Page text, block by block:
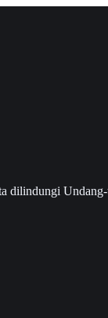
dilindungi